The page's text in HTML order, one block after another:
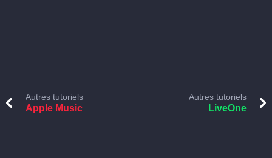
Autres tutoriels
Apple Music
Autres tutoriels
LiveOne